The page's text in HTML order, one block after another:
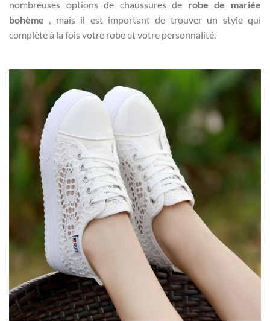
nombreuses options de chaussures de robe de mariée
bohème , mais il est important de trouver un style qui
complète à la fois votre robe et votre personnalité.